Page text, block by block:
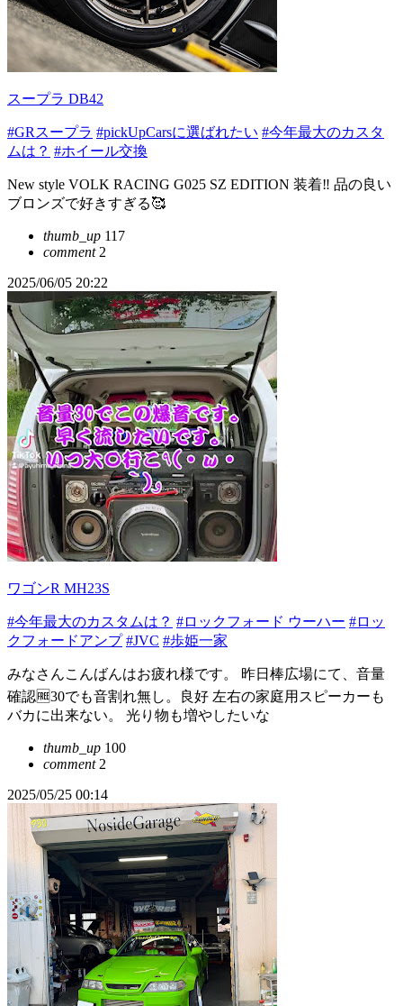
スープラ DB42
#GRスープラ #pickUpCarsに選ばれたい #今年最大のカスタ
ムは？ #ホイール交換
New style VOLK RACING G025 SZ EDITION 装着‼️ 品の良い
ブロンズで好きすぎる🥰
thumb_up 117
comment2
2025/06/05 20:22
ワゴンR MH23S
#今年最大のカスタムは？ #ロックフォード ウーハー #ロッ
クフォードアンプ #JVC #歩姫一家
みなさんこんばんはお疲れ様です。 昨日棒広場にて、音量
確認🆓30でも音割れ無し。良好 左右の家庭用スピーカーも
バカに出来ない。 光り物も増やしたいな
thumb_up 100
comment2
2025/05/25 00:14